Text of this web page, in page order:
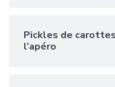
Pickles de
l’apéro